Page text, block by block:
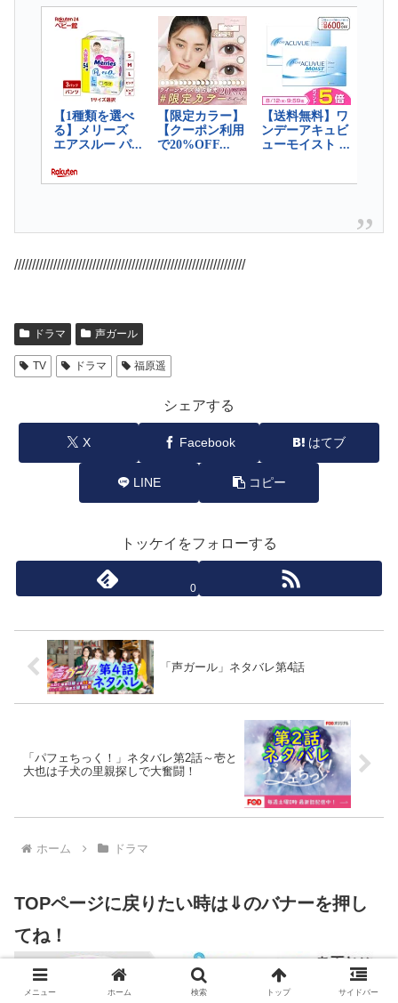
/////////////////////////////////////////////////////////////////
ドラマ 声ガール
TV ドラマ 福原遥
シェアする
X Facebook はてブ
LINE コピー
トッケイをフォローする
0
「声ガール」ネタバレ第4話
「パフェちっく！」ネタバレ第2話～壱と
大也は子犬の里親探しで大奮闘！
ホーム ドラマ
TOPページに戻りたい時は⇓のバナーを押し
てね！
メニュー ホーム 検索 トップ サイドバー